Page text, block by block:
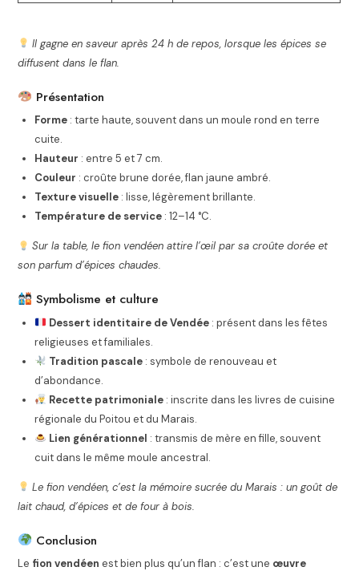
Il gagne en saveur après 24 h de repos, lorsque les épices se
diffusent dans le flan.
Présentation
Forme : tarte haute, souvent dans un moule rond en terre
cuite.
Hauteur : entre 5 et 7 cm.
Couleur : croûte brune dorée, flan jaune ambré.
Texture visuelle : lisse, légèrement brillante.
Température de service : 12–14 °C.
Sur la table, le fion vendéen attire l’œil par sa croûte dorée et
son parfum d’épices chaudes.
Symbolisme et culture
Dessert identitaire de Vendée : présent dans les fêtes
religieuses et familiales.
Tradition pascale : symbole de renouveau et
d’abondance.
Recette patrimoniale : inscrite dans les livres de cuisine
régionale du Poitou et du Marais.
Lien générationnel : transmis de mère en fille, souvent
cuit dans le même moule ancestral.
Le fion vendéen, c’est la mémoire sucrée du Marais : un goût de
lait chaud, d’épices et de four à bois.
Conclusion
Le fion vendéen est bien plus qu’un flan : c’est une œuvre